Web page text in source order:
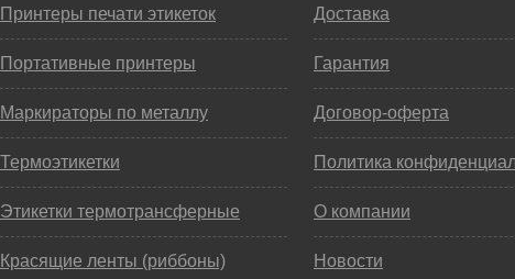
Принтеры печати этикеток
Портативные принтеры
Маркираторы по металлу
Термоэтикетки
Этикетки термотрансферные
Красящие ленты (риббоны)
Доставка
Гарантия
Договор-оферта
Политика
О компании
Новости